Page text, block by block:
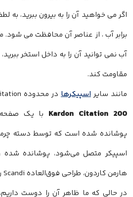
برابر آب ، از عناصر آن محافظت می شود.
آب نمی توانید آن را به داخل استخر ببرید،
مقاومت کند.
مانند سایراسپیکرها در محدوده Citation، اسپیکر خانگی
Kardon Citation 200
هارمن کاردون، طراحی فوق‌العاده Scandi را در خود جای داده است.